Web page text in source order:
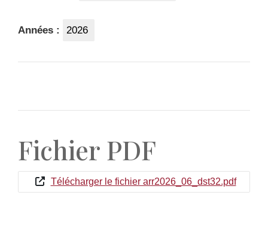
Années : 2026
Fichier PDF
Télécharger le fichier arr2026_06_dst32.pdf